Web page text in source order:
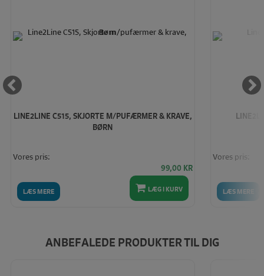
LINE2LINE C515, SKJORTE M/PUFÆRMER & KRAVE,
BØRN
LÆS MERE
Vores pris:
99,00 KR
LÆG I KURV LÆS MERE
Vores pris:
ANBEFALEDE PRODUKTER TIL DIG